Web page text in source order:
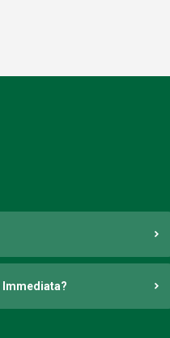
Immediata?